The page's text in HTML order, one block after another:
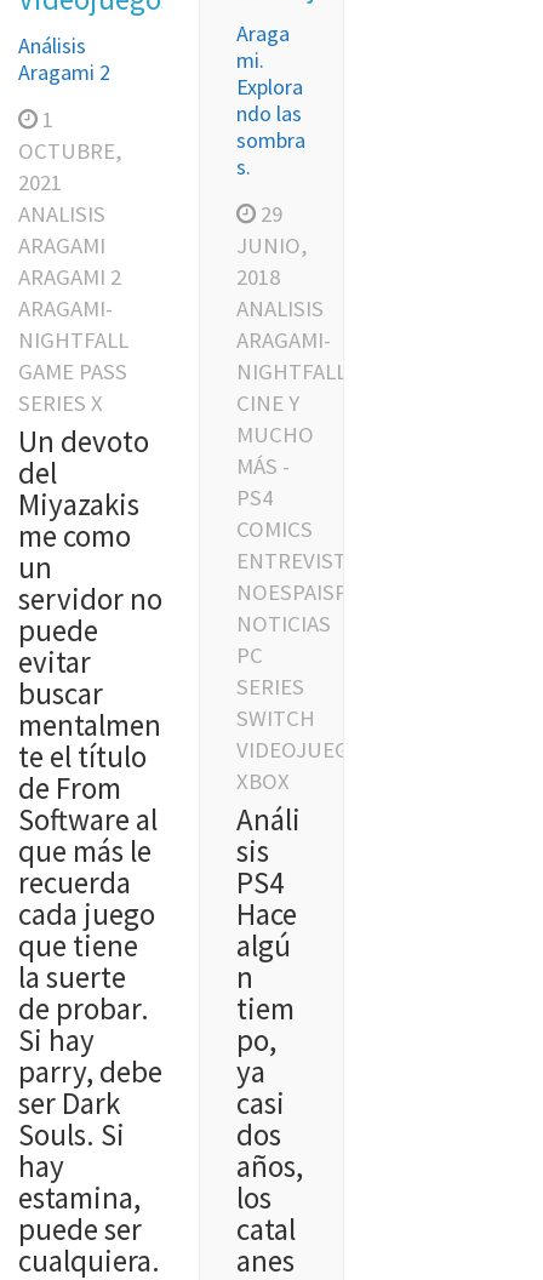
Análisis
Aragami 2
1
OCTUBRE,
2021
ANALISIS
ARAGAMI
ARAGAMI 2
ARAGAMI-
NIGHTFALL
GAME PASS
SERIES X
Un devoto
del
Miyazakis
me como
un
servidor no
puede
evitar
buscar
mentalmen
te el título
de From
Software al
que más le
recuerda
cada juego
que tiene
la suerte
de probar.
Si hay
parry, debe
ser Dark
Souls. Si
hay
estamina,
puede ser
cualquiera.
Araga
mi.
Explora
ndo las
sombra
s.
29
JUNIO,
2018
ANALISIS
ARAGAMI-
NIGHTFALL
CINE Y
MUCHO
MÁS -
PS4
COMICS
ENTREVISTAS
NOESPAISPARAFRIKIS
NOTICIAS
PC
SERIES
SWITCH
VIDEOJUEGOS
XBOX
Análi
sis
PS4
Hace
algú
n
tiem
po,
ya
casi
dos
años,
los
catal
anes